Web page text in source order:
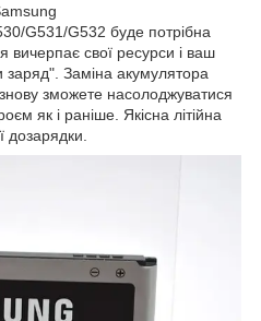
G531/G532 буде потрібна
вичерпає свої ресурси і ваш
Заміна акумулятора
зможете насолоджуватися
як і раніше. Якісна літійна
дозарядки.